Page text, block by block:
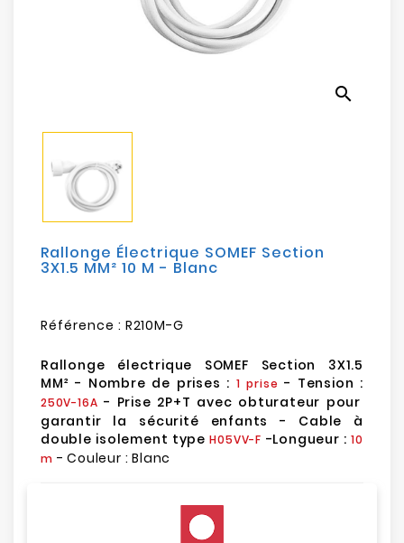
Mobilités
search
Rallonge Électrique SOMEF Section
3X1.5 MM² 10 M - Blanc
Référence : R210M-G
Rallonge électrique SOMEF Section 3X1.5
MM² - Nombre de prises : 1 prise- Tension :
250V-16A- Prise 2P+T avec obturateur pour
garantir la sécurité enfants - Cable à
double isolement typeH05VV-F -Longueur : 10
m - Couleur : Blanc